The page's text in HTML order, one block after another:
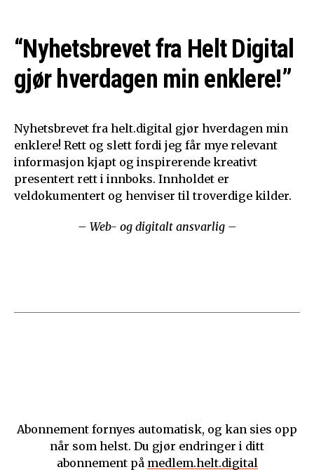
“Nyhetsbrevet fra Helt Digital
gjør hverdagen min enklere!”
Nyhetsbrevet fra helt.digital gjør hverdagen min
enklere! Rett og slett fordi jeg får mye relevant
informasjon kjapt og inspirerende kreativt
presentert rett i innboks. Innholdet er
veldokumentert og henviser til troverdige kilder.
– Web- og digitalt ansvarlig –
Abonnement fornyes automatisk, og kan sies opp
når som helst. Du gjør endringer i ditt
abonnement på medlem.helt.digital